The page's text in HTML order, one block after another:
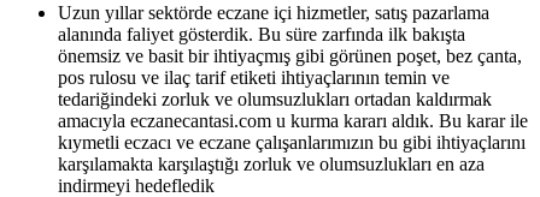
Uzun yıllar sektörde eczane içi hizmetler, satış pazarlama
alanında faliyet gösterdik. Bu süre zarfında ilk bakışta
önemsiz ve basit bir ihtiyaçmış gibi görünen poşet, bez çanta,
pos rulosu ve ilaç tarif etiketi ihtiyaçlarının temin ve
tedariğindeki zorluk ve olumsuzlukları ortadan kaldırmak
amacıyla eczanecantasi.com u kurma kararı aldık. Bu karar ile
kıymetli eczacı ve eczane çalışanlarımızın bu gibi ihtiyaçlarını
karşılamakta karşılaştığı zorluk ve olumsuzlukları en aza
indirmeyi hedefledik